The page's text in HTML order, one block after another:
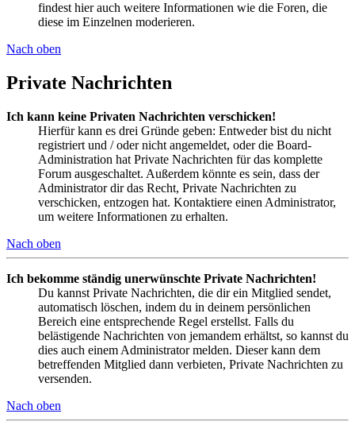
findest hier auch weitere Informationen wie die Foren, die
diese im Einzelnen moderieren.
Nach oben
Private Nachrichten
Ich kann keine Privaten Nachrichten verschicken!
Hierfür kann es drei Gründe geben: Entweder bist du nicht
registriert und / oder nicht angemeldet, oder die Board-
Administration hat Private Nachrichten für das komplette
Forum ausgeschaltet. Außerdem könnte es sein, dass der
Administrator dir das Recht, Private Nachrichten zu
verschicken, entzogen hat. Kontaktiere einen Administrator,
um weitere Informationen zu erhalten.
Nach oben
Ich bekomme ständig unerwünschte Private Nachrichten!
Du kannst Private Nachrichten, die dir ein Mitglied sendet,
automatisch löschen, indem du in deinem persönlichen
Bereich eine entsprechende Regel erstellst. Falls du
belästigende Nachrichten von jemandem erhältst, so kannst du
dies auch einem Administrator melden. Dieser kann dem
betreffenden Mitglied dann verbieten, Private Nachrichten zu
versenden.
Nach oben